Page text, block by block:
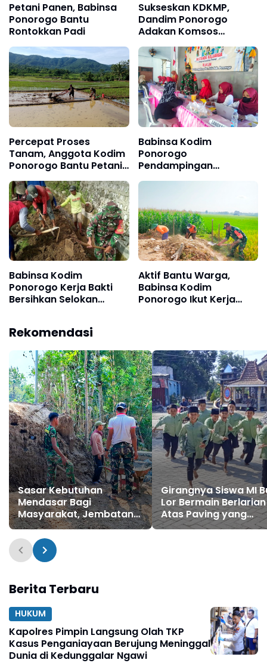
Petani Panen, Babinsa
Ponorogo Bantu
Rontokkan Padi
Sukseskan KDKMP,
Dandim Ponorogo
Adakan Komsos
Bersama Kepala Desa
se-Kabupaten
Ponorogo
Percepat Proses
Tanam, Anggota Kodim
Ponorogo Bantu Petani
Olah Lahan Sawah
Babinsa Kodim
Ponorogo
Pendampingan
Posyandu ILP
Babinsa Kodim
Ponorogo Kerja Bakti
Bersihkan Selokan
Aktif Bantu Warga,
Babinsa Kodim
Ponorogo Ikut Kerja
Rekomendasi
Sasar Kebutuhan
Mendasar Bagi
Masyarakat, Jembatan
dan Talud Jalan Pun
Dibangun Satgas TMMD
Ke-129
Girangnya Siswa MI
Lor Bermain
Atas Paving yang
Sementara Dibangun
Berita Terbaru
HUKUM
Kapolres Pimpin Langsung Olah TKP
Kasus Penganiayaan Berujung Meninggal
Dunia di Kedunggalar Ngawi